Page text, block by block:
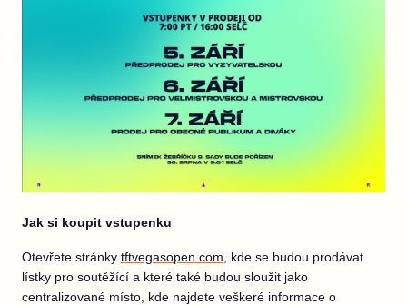
Jak si koupit vstupenku
Otevřete stránky tftvegasopen.com , kde se budou prodávat
lístky pro soutěžící a které také budou sloužit jako
centralizované místo, kde najdete veškeré informace o